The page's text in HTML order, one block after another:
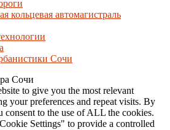
кольцевая автомагистраль
Сочи
Сочи
to give you the most relevant
your preferences and repeat visits. By
to the use of ALL the cookies.
Settings" to provide a controlled